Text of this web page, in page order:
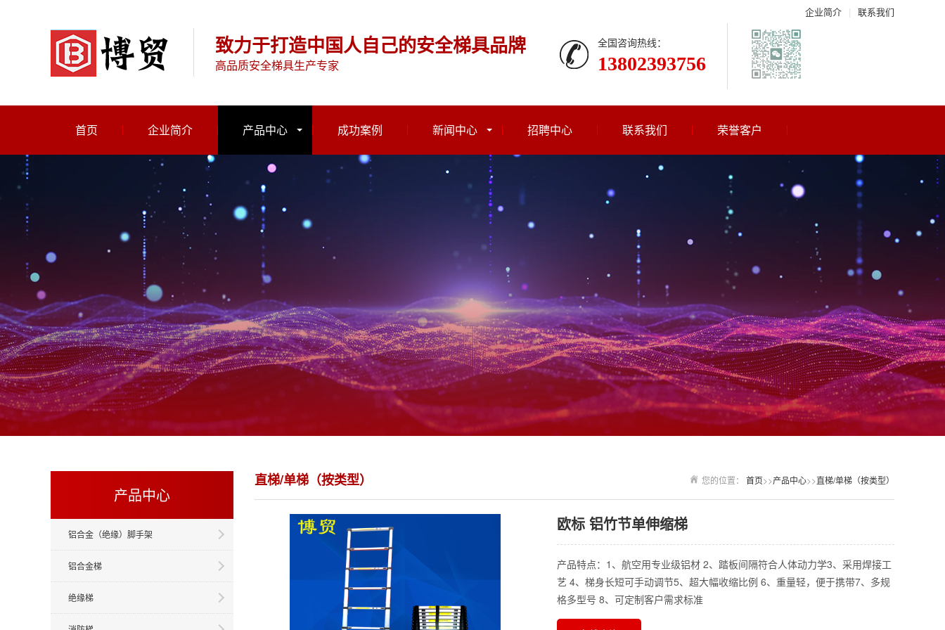
企业简介 | 联系我们
致力于打造中国人自己的安全梯具品牌
高品质安全梯具生产专家
全国咨询热线：
13802393756
首页 企业简介 产品中心 成功案例 新闻中心 招聘中心 联系我们 荣誉客户
产品中心
铝合金（绝缘）脚手架
铝合金梯
绝缘梯
您的位置： 首页>>产品中心>>直梯/单梯（按类型）
直梯/单梯（按类型）
欧标 铝竹节单伸缩梯
产品特点：1、航空用专业级铝材 2、踏板间隔符合人体动力学3、采用焊接工
艺 4、梯身长短可手动调节5、超大幅收缩比例 6、重量轻，便于携带7、多规
格多型号 8、可定制客户需求标准